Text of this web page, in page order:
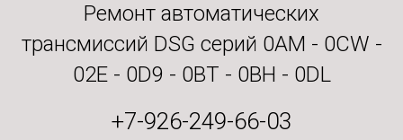
Ремонт автоматических
трансмиссий DSG серий 0AM - 0CW -
02E - 0D9 - 0BT - 0BH - 0DL
+7-926-249-66-03